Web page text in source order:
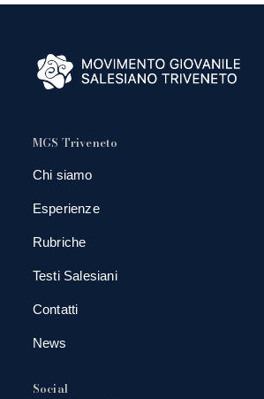
MGS Triveneto
Chi siamo
Esperienze
Rubriche
Testi Salesiani
Contatti
News
Social